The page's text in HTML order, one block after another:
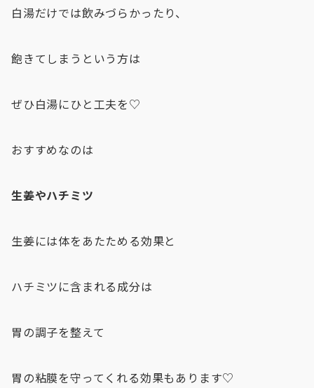
白湯だけでは飲みづらかったり、
飽きてしまうという方は
ぜひ白湯にひと工夫を♡
おすすめなのは
生姜やハチミツ
生姜には体をあたためる効果と
ハチミツに含まれる成分は
胃の調子を整えて
胃の粘膜を守ってくれる効果もあります♡